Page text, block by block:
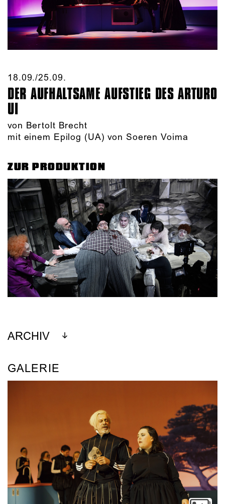
18.09./​25.09.​
DER AUFHALTSAME AUFSTIEG DES ARTURO
UI
von Bertolt Brecht
mit einem Epilog (UA) von Soeren Voima
ZUR PRODUKTION
ARCHIV
GALERIE